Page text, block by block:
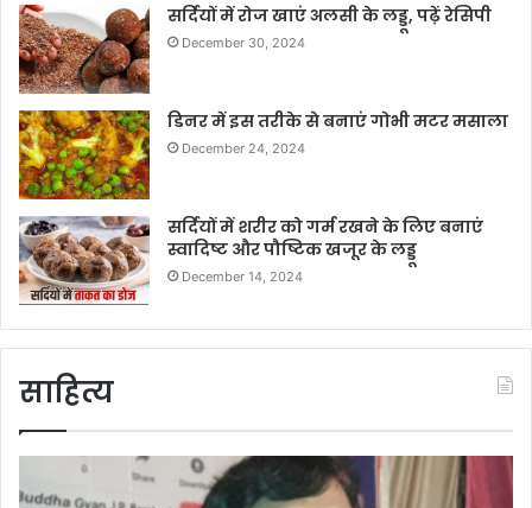
सर्दियों में रोज खाएं अलसी के लड्डू, पढ़ें रेसिपी
December 30, 2024
डिनर में इस तरीके से बनाएं गोभी मटर मसाला
December 24, 2024
सर्दियों में शरीर को गर्म रखने के लिए बनाएं
स्वादिष्ट और पौष्टिक खजूर के लड्डू
December 14, 2024
साहित्य